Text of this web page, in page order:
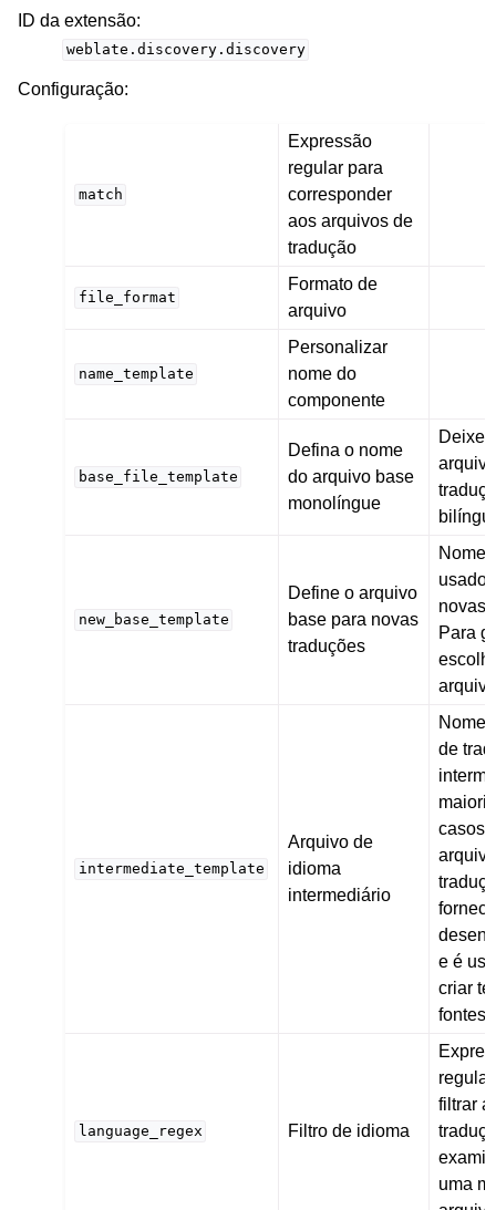
ID da extensão:
weblate.discovery.discovery
Configuração:
match
Expressão
regular para
corresponder
aos arquivos de
tradução
file_format
Formato de
arquivo
name_template
Personalizar
nome do
componente
base_file_template
Defina o nome
do arquivo base
monolíngue
Deixe
new_base_template
Define o arquivo
base para novas
traduções
Nome
usado
novas
Para
intermediate_template
Arquivo de
idioma
intermediário
Nome
de
casos,
e é
criar
fontes
language_regex Filtro de idioma
filtrar
uma